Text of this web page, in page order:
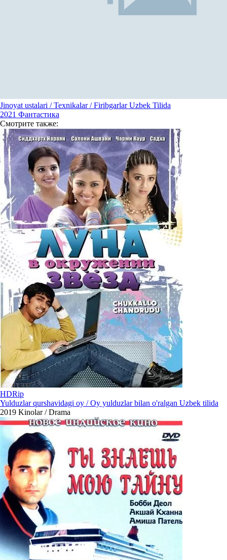
Jinoyat ustalari / Texnikalar / Firibgarlar Uzbek Tilida
2021 Фантастика
Смотрите также:
HDRip
Yulduzlar qurshavidagi oy / Oy yulduzlar bilan o'ralgan Uzbek tilida
2019 Kinolar / Drama